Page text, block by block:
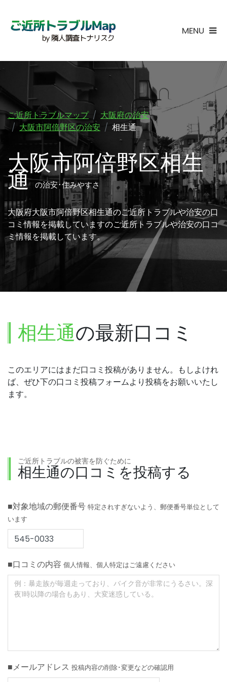
MENU
ご近所トラブルマップ
大阪府の治安
大阪市阿倍野区の治安
相生通
大阪市阿倍野区相生
通の治安･住みやすさ
大阪府大阪市阿倍野区相生通のご近所トラブルや治安の口
コミ情報を掲載していますのご近所トラブルや治安の口コ
ミ情報を掲載しています。
相生通の最新口コミ
このエリアにはまだ口コミ投稿がありません。もしよけれ
ば、ぜひ下の口コミ投稿フォームより投稿をお願いいたし
ます。
ご近所トラブルの被害を防ぐために
相生通の口コミを投稿する
■対象地域の郵便番号 特定されすぎないよう、郵便番号単位として
います
■口コミの内容 個人情報、個人特定はご遠慮ください
■メールアドレス 投稿内容の削除･変更などの確認用